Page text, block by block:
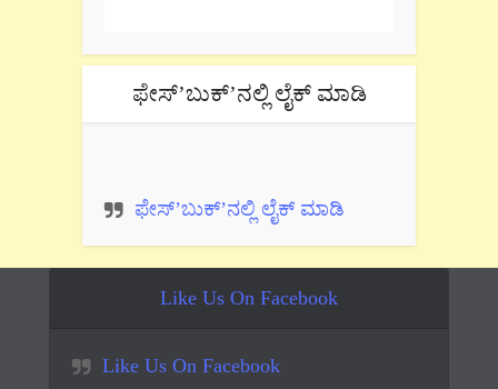
ಫೇಸ್’ಬುಕ್’ನಲ್ಲಿ ಲೈಕ್ ಮಾಡಿ
ಫೇಸ್’ಬುಕ್’ನಲ್ಲಿ ಲೈಕ್ ಮಾಡಿ
Like Us On Facebook
Like Us On Facebook